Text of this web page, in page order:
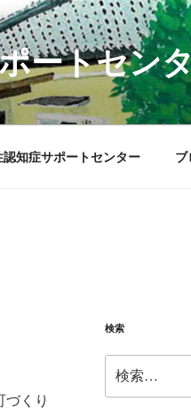
ートセン
知症サポートセンター ブ
くり
検索
索: